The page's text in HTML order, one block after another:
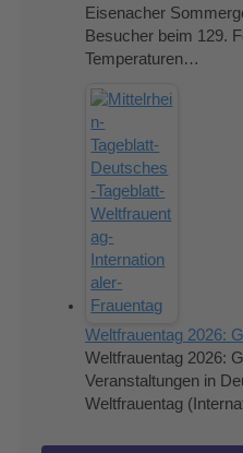
Eisenacher
Besucher beim 129.
Temperaturen…
Weltfrauentag 2026:
Weltfrauentag 2026:
Veranstaltungen in
Weltfrauentag